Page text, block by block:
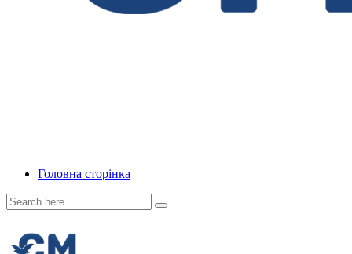
Головна сторінка